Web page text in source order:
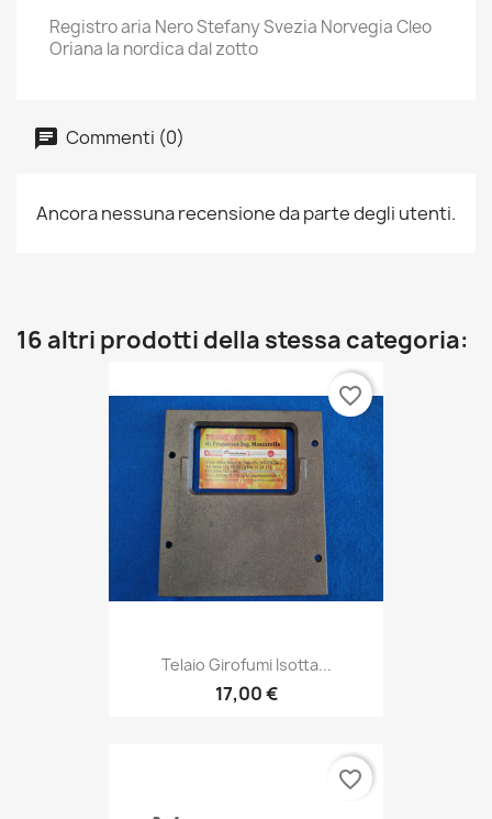
Registro aria Nero Stefany Svezia Norvegia Cleo
Oriana la nordica dal zotto
Commenti (0)
Ancora nessuna recensione da parte degli utenti.
16 altri prodotti della stessa categoria:
Telaio Girofumi Isotta...
17,00 €
favorite_border
favorite_border